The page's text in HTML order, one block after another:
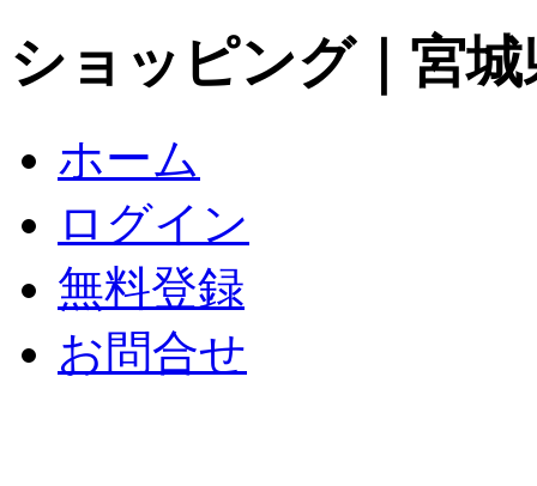
ショッピング｜宮
ホーム
ログイン
無料登録
お問合せ